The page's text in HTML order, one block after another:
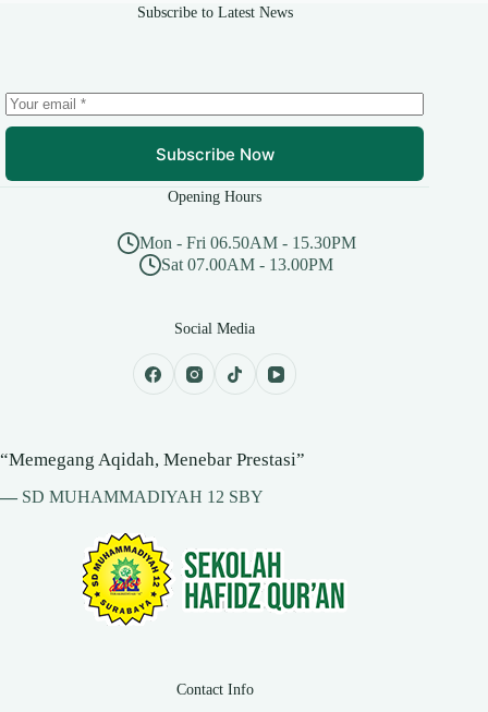
Subscribe to Latest News
Subscribe Now
Opening Hours
Mon - Fri 06.50AM - 15.30PM
Sat 07.00AM - 13.00PM
Social Media
“Memegang Aqidah, Menebar Prestasi”
— SD MUHAMMADIYAH 12 SBY
Contact Info